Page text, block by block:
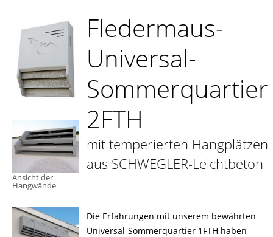
Ansicht der
Hangwände
Fledermaus-
Universal-
Sommerquartier
2FTH
mit temperierten Hangplätzen
aus SCHWEGLER-Leichtbeton
Die Erfahrungen mit unserem bewährten
Universal-Sommerquartier 1FTH haben